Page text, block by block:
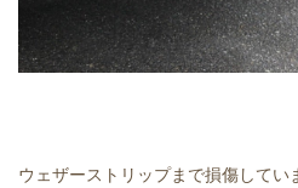
ウェザーストリップまで損傷してい